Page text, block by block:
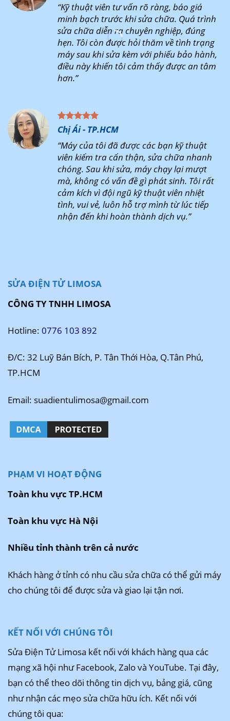
“Kỹ thuật viên tư vấn rõ ràng, báo giá
minh bạch trước khi sửa chữa. Quá trình
sửa chữa diễn ra chuyên nghiệp, đúng
hẹn. Tôi còn được hỏi thăm về tình trạng
máy sau khi sửa kèm với phiếu bảo hành,
điều này khiến tôi cảm thấy được an tâm
hơn.”
Chị Ái - TP.HCM
“Máy của tôi đã được các bạn kỹ thuật
viên kiểm tra cẩn thận, sửa chữa nhanh
chóng. Sau khi sửa, máy chạy lại mượt
mà, không có vấn đề gì phát sinh. Tôi rất
cảm kích vì đội ngũ kỹ thuật viên nhiệt
tình, vui vẻ, luôn hỗ trợ mình từ lúc tiếp
nhận đến khi hoàn thành dịch vụ.”
SỬA ĐIỆN TỬ LIMOSA
CÔNG TY TNHH LIMOSA
Hotline: 0776 103 892
Đ/C: 32 Luỹ Bán Bích, P. Tân Thới Hòa, Q.Tân Phú,
TP.HCM
Email: suadientulimosa@gmail.com
PHẠM VI HOẠT ĐỘNG
Toàn khu vực TP.HCM
Toàn khu vực Hà Nội
Nhiều tỉnh thành trên cả nước
Khách hàng ở tỉnh có nhu cầu sửa chữa có thể gửi máy
cho chúng tôi để được sửa và giao lại tận nơi.
KẾT NỐI VỚI CHÚNG TÔI
Sửa Điện Tử Limosa kết nối với khách hàng qua các
mạng xã hội như Facebook, Zalo và YouTube. Tại đây,
bạn có thể theo dõi thông tin dịch vụ, bảng giá, cũng
như nhận các mẹo sửa chữa hữu ích. Kết nối với
chúng tôi qua: